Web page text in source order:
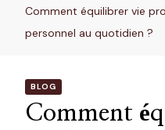
Comment équilibrer vie
personnel au quotidien ?
BLOG
Comment